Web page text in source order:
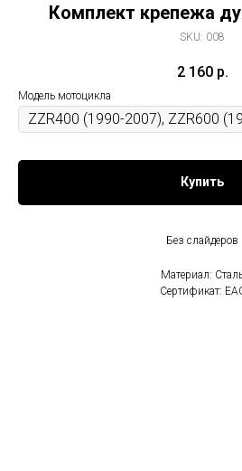
Комплект крепежа
SKU: 008
2 160 р.
Модель мотоцикла
Купить
Без слайдеров
Материал:
Сертификат: